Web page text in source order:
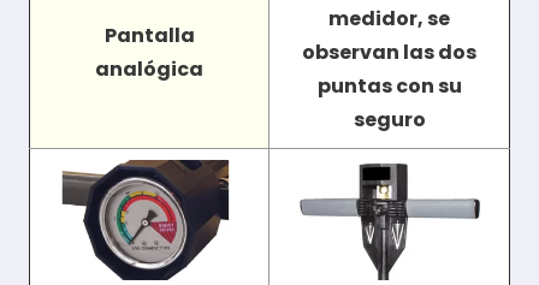
Pantalla
analógica
medidor, se
observan las dos
puntas con su
seguro